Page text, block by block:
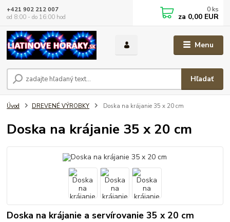
Menu
Hľadať
+421 902 212 007
od 8:00 - do 16:00 hod
0 ks
za 0,00 EUR
Úvod DREVENÉ VÝROBKY Doska na krájanie 35 x 20 cm
Doska na krájanie 35 x 20 cm
Doska na krájanie a servírovanie 35 x 20 cm